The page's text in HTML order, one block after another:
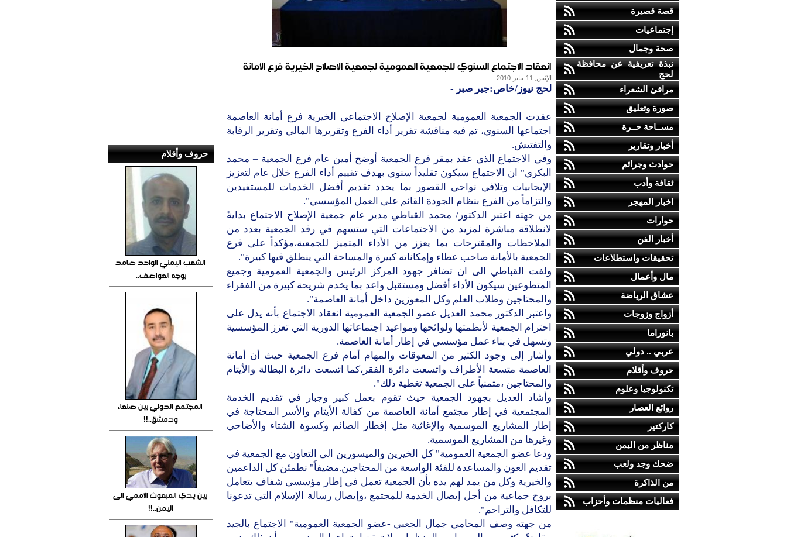
قصة قصيرة
إجتماعيات
صحة وجمال
نبذة تعريفية عن محافظة
لحج
مرافئ الشعراء
صورة وتعليق
مســاحة حــرة
أخبار وتقارير
حوادث وجرائم
ثقافة وأدب
اخبار المهجر
حوارات
أخبار الفن
تحقيقات واستطلاعات
مال وأعمال
عشاق الرياضة
أزواج وزوجات
بانوراما
عربي .. دولي
حروف وأقلام
تكنولوجيا وعلوم
روائع العصار
كاركتير
مناظر من اليمن
ضحك وجد ولعب
من الذاكرة
فعاليات منظمات وأحزاب
انعقاد الاجتماع السنوي للجمعية العمومية لجمعية الإصلاح الخيرية فرع الأمانة
الإثنين, 11-يناير-2010
لحج نيوز/خاص:جبر صبر -
عقدت الجمعية العمومية لجمعية الإصلاح الاجتماعي الخيرية فرع أمانة العاصمة
اجتماعها السنوي، تم فيه مناقشة تقرير أداء الفرع وتقريرها المالي وتقرير الرقابة
والتفتيش.
وفي الاجتماع الذي عقد بمقر فرع الجمعية أوضح أمين عام فرع الجمعية – محمد
البكري" ان الاجتماع سيكون تقليداً سنوي بهدف تقييم أداء الفرع خلال عام لتعزيز
الإيجابيات وتلافي نواحي القصور بما يحدد تقديم أفضل الخدمات للمستفيدين
والتزاماً من الفرع بنظام الجودة القائم على العمل المؤسسي".
من جهته اعتبر الدكتور/ محمد القباطي مدير عام جمعية الإصلاح الاجتماع بدايةً
لانطلاقة مباشرة لمزيد من الاجتماعات التي ستسهم في رفد الجمعية بعدد من
الملاحظات والمقترحات بما يعزز من الأداء المتميز للجمعية،مؤكداً على فرع
الجمعية بالأمانة صاحب عطاء وإمكاناته كبيرة والمساحة التي ينطلق فيها كبيرة".
ولفت القباطي الى ان تضافر جهود المركز الرئيس والجمعية العمومية وجميع
المتطوعين سيكون الأداء أفضل ومستقبل واعد بما يخدم شريحة كبيرة من الفقراء
والمحتاجين وطلاب العلم وكل المعوزين داخل أمانة العاصمة".
واعتبر الدكتور محمد العديل عضو الجمعية العمومية انعقاد الاجتماع بأنه يدل على
احترام الجمعية لأنظمتها ولوائحها ومواعيد اجتماعاتها الدورية التي تعزز المؤسسية
وتسهل في بناء عمل مؤسسي في إطار أمانة العاصمة.
وأشار إلى وجود الكثير من المعوقات والمهام أمام فرع الجمعية حيث أن أمانة
العاصمة متسعة الأطراف واتسعت دائرة الفقر،كما اتسعت دائرة البطالة والأيتام
والمحتاجين ،متمنياً على الجمعية تغطية ذلك".
وأشاد العديل بجهود الجمعية حيث تقوم بعمل كبير وجبار في تقديم الخدمة
المجتمعية في إطار مجتمع أمانة العاصمة من كفالة الأيتام والأسر المحتاجة في
إطار المشاريع الموسمية والإغاثية مثل إفطار الصائم وكسوة الشتاء والأضاحي
وغيرها من المشاريع الموسمية.
ودعا عضو الجمعية العمومية" كل الخيرين والميسورين الى التعاون مع الجمعية في
تقديم العون والمساعدة للفئة الواسعة من المحتاجين.مضيفاً" نطمئن كل الداعمين
والخيرية وكل من يمد لهم يده بأن الجمعية تعمل في إطار مؤسسي شفاف يتعامل
بروح جماعية من أجل إيصال الخدمة للمجتمع ،وإيصال رسالة الإسلام التي تدعونا
للتكافل والتراحم".
من جهته وصف المحامي جمال الجعبي -عضو الجمعية العمومية" الاجتماع بالجيد
حروف وأقلام
الشعب اليمني الواحد صامد
بوجه العواصف..
المجتمع الدولي بين صنعاء
ودمشق..!!
بين يدي المبعوث الأممي الى
اليمن..!!